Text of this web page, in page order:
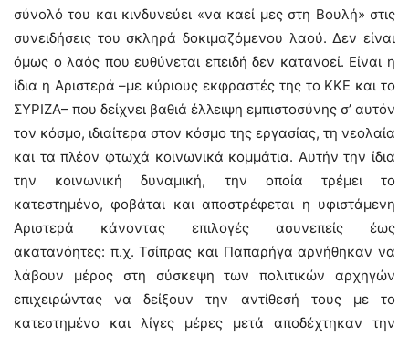
σύνολό του και κινδυνεύει «να καεί μες στη Βουλή» στις
συνειδήσεις του σκληρά δοκιμαζόμενου λαού. Δεν είναι
όμως ο λαός που ευθύνεται επειδή δεν κατανοεί. Είναι η
ίδια η Αριστερά –με κύριους εκφραστές της το ΚΚΕ και το
ΣΥΡΙΖΑ– που δείχνει βαθιά έλλειψη εμπιστοσύνης σ’ αυτόν
τον κόσμο, ιδιαίτερα στον κόσμο της εργασίας, τη νεολαία
και τα πλέον φτωχά κοινωνικά κομμάτια. Αυτήν την ίδια
την κοινωνική δυναμική, την οποία τρέμει το
κατεστημένο, φοβάται και αποστρέφεται η υφιστάμενη
Αριστερά κάνοντας επιλογές ασυνεπείς έως
ακατανόητες: π.χ. Τσίπρας και Παπαρήγα αρνήθηκαν να
λάβουν μέρος στη σύσκεψη των πολιτικών αρχηγών
επιχειρώντας να δείξουν την αντίθεσή τους με το
κατεστημένο και λίγες μέρες μετά αποδέχτηκαν την